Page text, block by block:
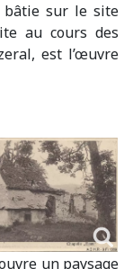
bâtie sur le site
au cours des
est l’œuvre
un paysage